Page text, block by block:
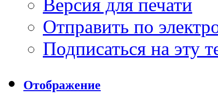
Версия для печати
Отправить по
Подписаться на эту
Отображение